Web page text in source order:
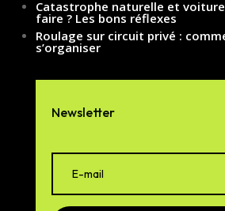
Catastrophe naturelle et
faire ? Les bons réflexes
Roulage sur circuit privé :
s’organiser
Newsletter